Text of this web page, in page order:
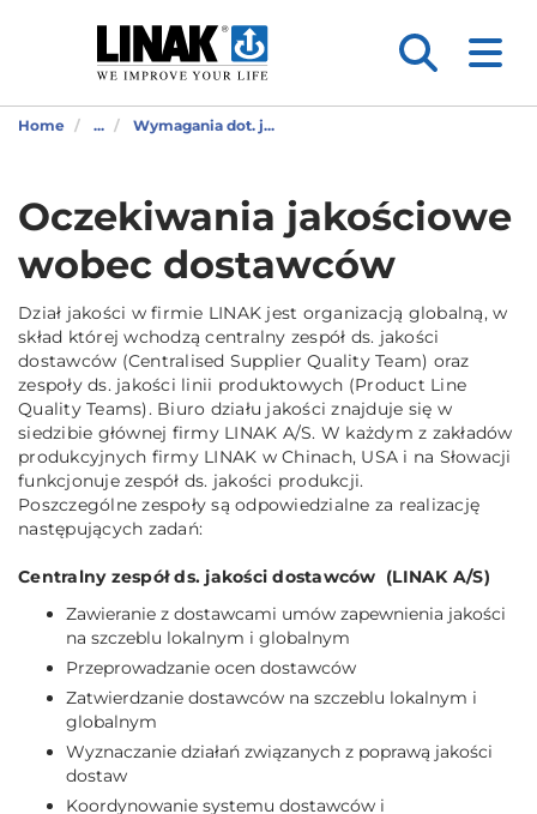
Home ... Wymagania dot. j...
Oczekiwania jakościowe
wobec dostawców
Dział jakości w firmie LINAK jest organizacją globalną, w
skład której wchodzą centralny zespół ds. jakości
dostawców (Centralised Supplier Quality Team) oraz
zespoły ds. jakości linii produktowych (Product Line
Quality Teams). Biuro działu jakości znajduje się w
siedzibie głównej firmy LINAK A/S. W każdym z zakładów
produkcyjnych firmy LINAK w Chinach, USA i na Słowacji
funkcjonuje zespół ds. jakości produkcji.
Poszczególne zespoły są odpowiedzialne za realizację
następujących zadań:
Centralny zespół ds. jakości dostawców (LINAK A/S)
Zawieranie z dostawcami umów zapewnienia jakości
na szczeblu lokalnym i globalnym
Przeprowadzanie ocen dostawców
Zatwierdzanie dostawców na szczeblu lokalnym i
globalnym
Wyznaczanie działań związanych z poprawą jakości
dostaw
Koordynowanie systemu dostawców i